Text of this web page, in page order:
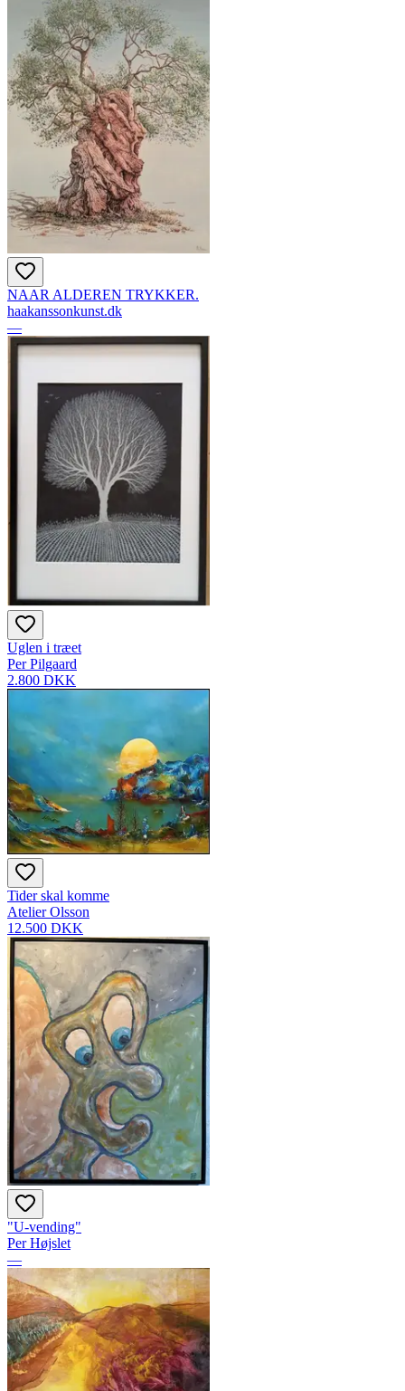
NAAR ALDEREN TRYKKER.
haakanssonkunst.dk
—
Uglen i træet
Per Pilgaard
2.800 DKK
Tider skal komme
Atelier Olsson
12.500 DKK
"U-vending"
Per Højslet
—